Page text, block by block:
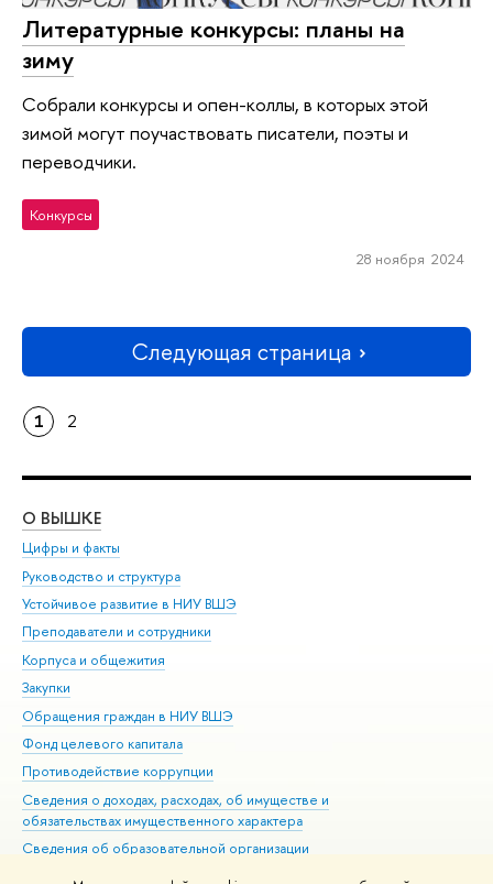
Литературные конкурсы: планы на
зиму
Собрали конкурсы и опен-коллы, в которых этой
зимой могут поучаствовать писатели, поэты и
переводчики.
Конкурсы
28 ноября 2024
Следующая страница
1 2
О ВЫШКЕ
Цифры и факты
Руководство и структура
Устойчивое развитие в НИУ ВШЭ
Преподаватели и сотрудники
Корпуса и общежития
Закупки
Обращения граждан в НИУ ВШЭ
Фонд целевого капитала
Противодействие коррупции
Сведения о доходах, расходах, об имуществе и
обязательствах имущественного характера
Сведения об образовательной организации
Людям с ограниченными возможностями здоровья